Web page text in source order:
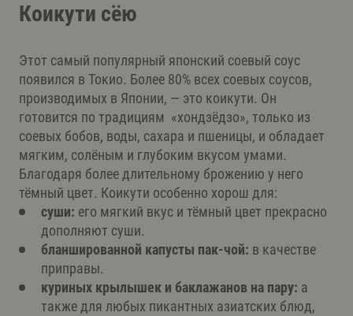
Коикути сёю
Этот самый популярный японский соевый соус
появился в Токио. Более 80% всех соевых соусов,
производимых в Японии, — это коикути. Он
готовится по традициям «хондзёдзо», только из
соевых бобов, воды, сахара и пшеницы, и обладает
мягким, солёным и глубоким вкусом умами.
Благодаря более длительному брожению у него
тёмный цвет. Коикути особенно хорош для:
суши: его мягкий вкус и тёмный цвет прекрасно
дополняют суши.
бланшированной капусты пак-чой: в качестве
приправы.
куриных крылышек и баклажанов на пару: а
также для любых пикантных азиатских блюд,